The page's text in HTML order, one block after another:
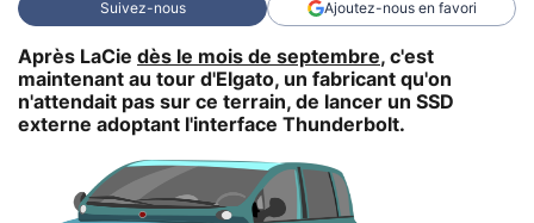
Suivez-nous Ajoutez-nous en favori
Après LaCie dès le mois de septembre, c'est
maintenant au tour d'Elgato, un fabricant qu'on
n'attendait pas sur ce terrain, de lancer un SSD
externe adoptant l'interface Thunderbolt.